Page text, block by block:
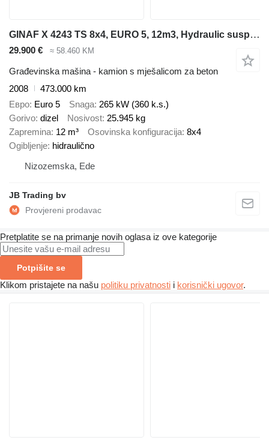
GINAF X 4243 TS 8x4, EURO 5, 12m3, Hydraulic suspension
29.900 € ≈ 58.460 KM
Građevinska mašina - kamion s mješalicom za beton
2008
473.000 km
Евро Euro 5 Snaga 265 kW (360 k.s.)
Gorivo dizel Nosivost 25.945 kg
Zapremina 12 m³ Osovinska konfiguracija 8x4
Ogibljenje hidraulično
Nizozemska, Ede
JB Trading bv
Pretplatite se na primanje novih oglasa iz ove kategorije
Potpišite se
Klikom pristajete na našu politiku privatnosti i korisnički ugovor.